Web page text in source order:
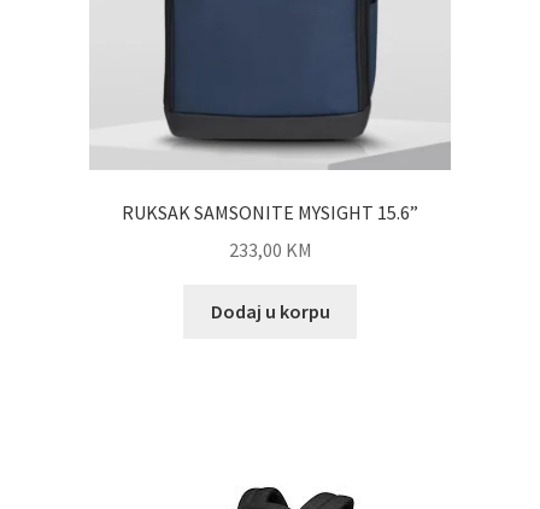
RUKSAK SAMSONITE MYSIGHT 15.6”
233,00 KM
Dodaj u korpu